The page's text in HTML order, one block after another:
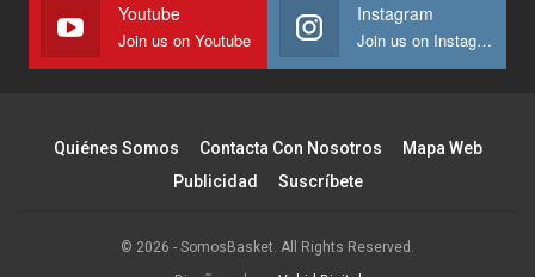
Youtube
Join us on Youtube
Instagram
Join us on Instagram
Quiénes Somos Contacta Con Nosotros
Mapa Web
Publicidad
Suscríbete
© 2026 - SomosBasket. All Rights Reserved.